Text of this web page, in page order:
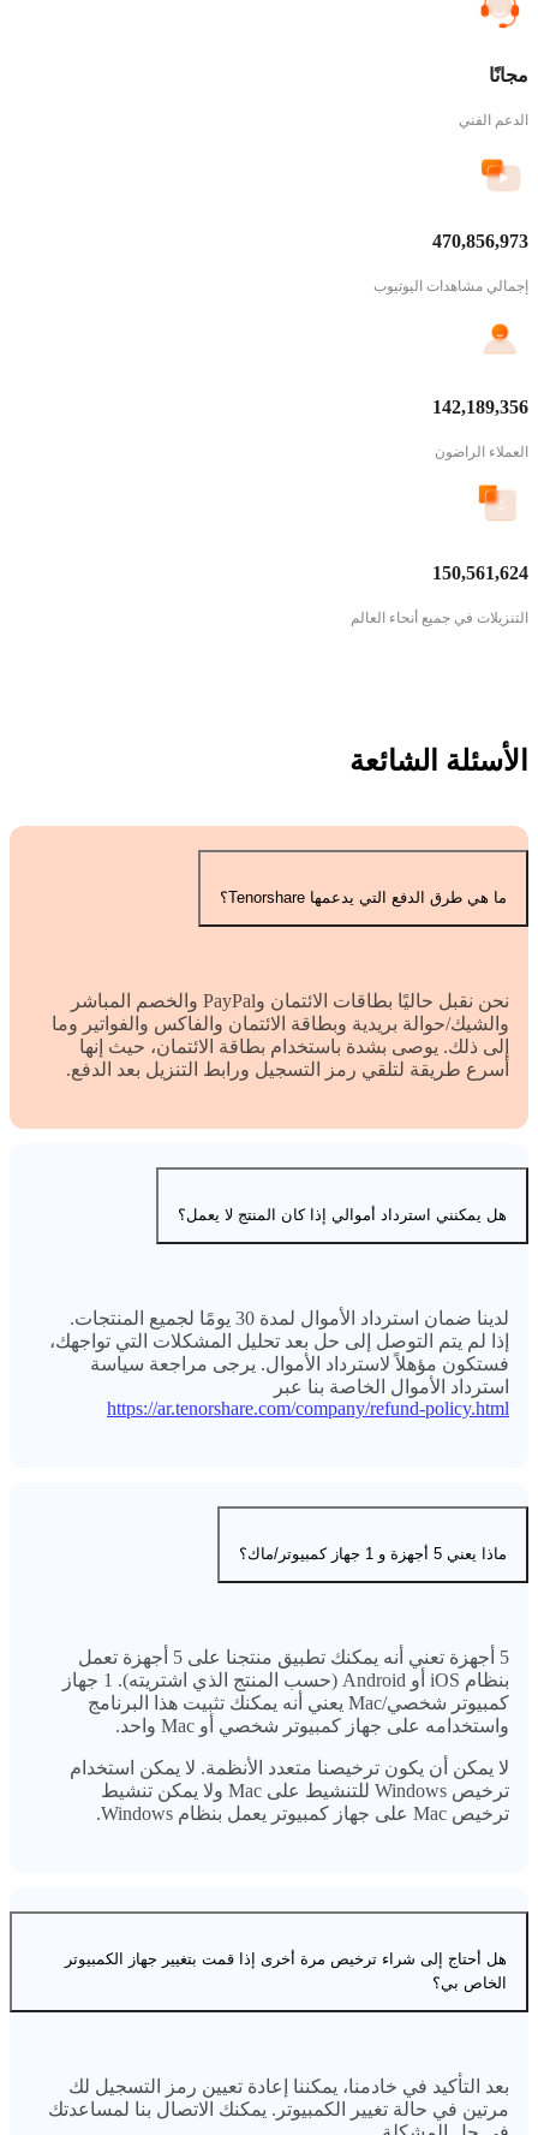
مجانًا
الدعم الفني
470,856,973
إجمالي مشاهدات اليوتيوب
142,189,356
العملاء الراضون
150,561,624
التنزيلات في جميع أنحاء العالم
الأسئلة الشائعة
ما هي طرق الدفع التي يدعمها Tenorshare؟
نحن نقبل حاليًا بطاقات الائتمان وPayPal والخصم المباشر
والشيك/حوالة بريدية وبطاقة الائتمان والفاكس والفواتير وما
إلى ذلك. يوصى بشدة باستخدام بطاقة الائتمان، حيث إنها
أسرع طريقة لتلقي رمز التسجيل ورابط التنزيل بعد الدفع.
هل يمكنني استرداد أموالي إذا كان المنتج لا يعمل؟
لدينا ضمان استرداد الأموال لمدة 30 يومًا لجميع المنتجات.
إذا لم يتم التوصل إلى حل بعد تحليل المشكلات التي تواجهك،
فستكون مؤهلاً لاسترداد الأموال. يرجى مراجعة سياسة
استرداد الأموال الخاصة بنا عبر
https://ar.tenorshare.com/company/refund-policy.html
ماذا يعني 5 أجهزة و 1 جهاز كمبيوتر/ماك؟
5 أجهزة تعني أنه يمكنك تطبيق منتجنا على 5 أجهزة تعمل
بنظام iOS أو Android (حسب المنتج الذي اشتريته). 1 جهاز
كمبيوتر شخصي/Mac يعني أنه يمكنك تثبيت هذا البرنامج
واستخدامه على جهاز كمبيوتر شخصي أو Mac واحد.
لا يمكن أن يكون ترخيصنا متعدد الأنظمة. لا يمكن استخدام
ترخيص Windows للتنشيط على Mac ولا يمكن تنشيط
ترخيص Mac على جهاز كمبيوتر يعمل بنظام Windows.
هل أحتاج إلى شراء ترخيص مرة أخرى إذا قمت بتغيير جهاز الكمبيوتر
الخاص بي؟
بعد التأكيد في خادمنا، يمكننا إعادة تعيين رمز التسجيل لك
مرتين في حالة تغيير الكمبيوتر. يمكنك الاتصال بنا لمساعدتك